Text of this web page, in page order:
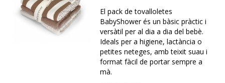
El pack de tovalloletes
BabyShower és un bàsic pràctic i
versàtil per al dia a dia del bebè.
Ideals per a higiene, lactància o
petites neteges, amb teixit suau i
format fàcil de portar sempre a
mà.